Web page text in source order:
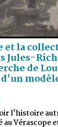
et la
Jules-
de
l'histoire
au Vérascope